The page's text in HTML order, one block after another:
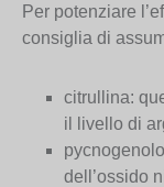
Per potenziare
consiglia di
citrullina:
il livello di
dell’ossido